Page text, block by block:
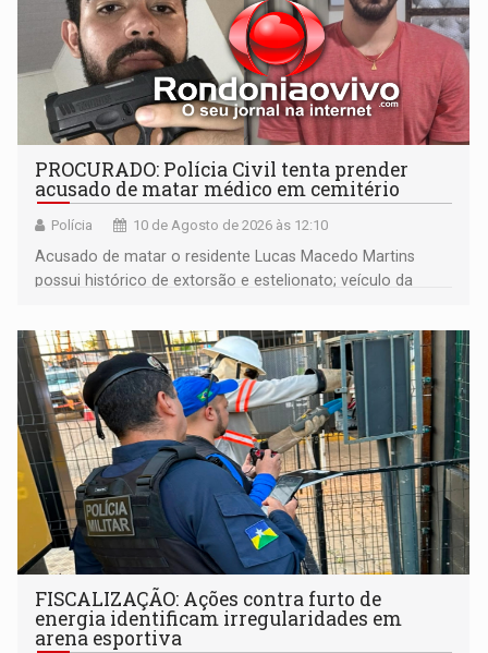
PROCURADO: Polícia Civil tenta prender
acusado de matar médico em cemitério
Polícia 10 de Agosto de 2026 às 12:10
Acusado de matar o residente Lucas Macedo Martins
possui histórico de extorsão e estelionato; veículo da
FISCALIZAÇÃO: Ações contra furto de
energia identificam irregularidades em
arena esportiva